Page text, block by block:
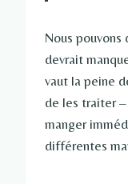
Nous pouvons
devrait
vaut la peine
de les traiter
manger
différentes